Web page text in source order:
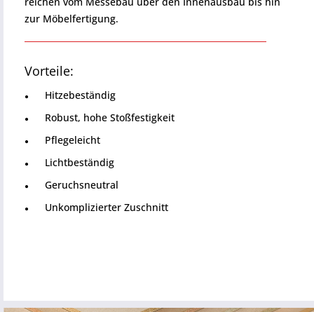
zur Möbelfertigung.
Vorteile:
Hitzebeständig
Robust, hohe Stoßfestigkeit
Pflegeleicht
Lichtbeständig
Geruchsneutral
Unkomplizierter Zuschnitt